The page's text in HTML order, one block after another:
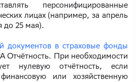
персонифицированные
лицах (например, за апрель
до 25 мая).
документов в страховые фонды
Отчётность. При необходимости
нулевую отчётность, если
или хозяйственную